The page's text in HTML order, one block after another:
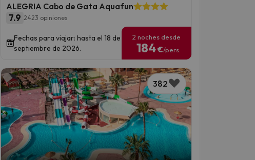
ALEGRIA Cabo de Gata Aquafun
7.9 2423 opiniones
Fechas para viajar: hasta el 18 de
septiembre de 2026.
2 noches desde
184€/pers.
382